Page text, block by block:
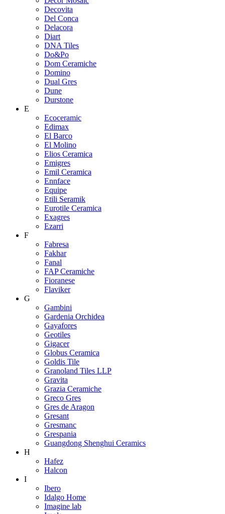
Decovita
Del Conca
Delacora
Diart
DNA Tiles
Do&Po
Dom Ceramiche
Domino
Dual Gres
Dune
Durstone
E
Ecoceramic
Edimax
El Barco
El Molino
Elios Ceramica
Emigres
Emil Ceramica
Ennface
Equipe
Etili Seramik
Eurotile Ceramica
Exagres
Ezarri
F
Fabresa
Fakhar
Fanal
FAP Ceramiche
Fioranese
Flaviker
G
Gambini
Gardenia Orchidea
Gayafores
Geotiles
Gigacer
Globus Ceramica
Goldis Tile
Granoland Tiles LLP
Gravita
Grazia Ceramiche
Greco Gres
Gres de Aragon
Gresant
Gresmanc
Grespania
Guangdong Shenghui Ceramics
H
Hafez
Halcon
I
Ibero
Idalgo Home
Imagine lab